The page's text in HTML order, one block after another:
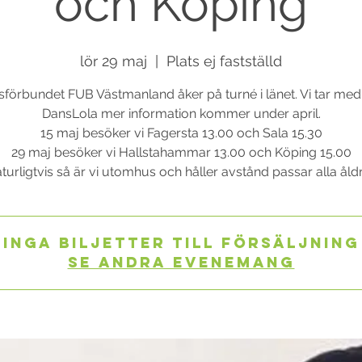
lör 29 maj Plats ej fastställd
FUB Västmanland åker på turné i länet. Vi tar
DansLola mer information kommer under april.
15 maj besöker vi Fagersta 13.00 och Sala 15.30
29 maj besöker vi Hallstahammar 13.00 och Köping 15.00
Inga biljetter till försäljning
Se andra evenemang